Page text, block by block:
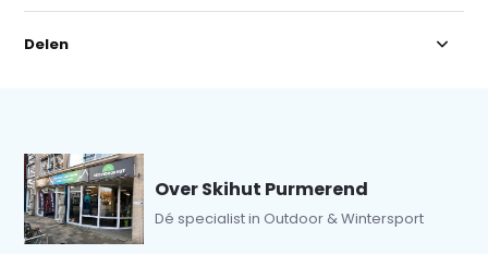
Delen
Over Skihut Purmerend
Dé specialist in Outdoor & Wintersport